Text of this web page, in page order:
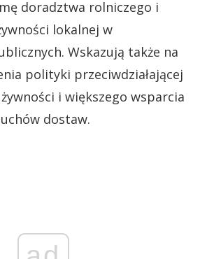
doradztwa rolniczego i
lokalnej w
Wskazują także na
polityki przeciwdziałającej
i większego wsparcia
dostaw.